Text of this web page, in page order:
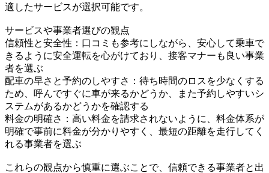
適したサービスが選択可能です。
サービスや事業者選びの観点
信頼性と安全性：口コミも参考にしながら、安心して乗車で
きるように安全運転を心がけており、接客マナーも良い事業
者を選ぶ
配車の早さと予約のしやすさ：待ち時間のロスを少なくする
ため、呼んですぐに車が来るかどうか、また予約しやすいシ
ステムがあるかどうかを確認する
料金の明確さ：高い料金を請求されないように、料金体系が
明確で事前に料金が分かりやすく、最短の距離を走行してく
れる事業者を選ぶ
これらの観点から慎重に選ぶことで、信頼できる事業者と出